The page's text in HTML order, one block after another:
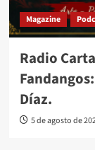
Magazine
Radio
Díaz.
5 de agosto de